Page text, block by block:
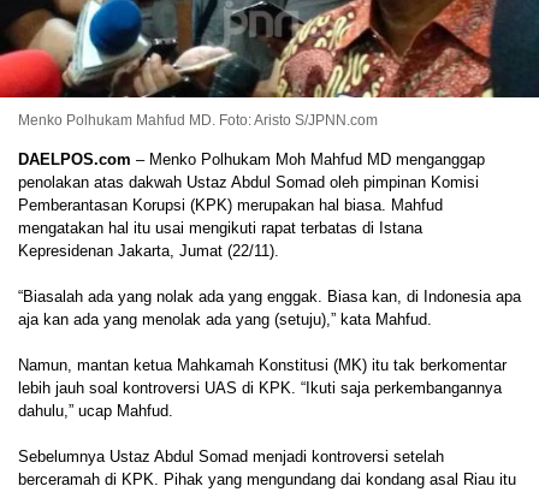
Menko Polhukam Mahfud MD. Foto: Aristo S/JPNN.com
DAELPOS.com – Menko Polhukam Moh Mahfud MD menganggap
penolakan atas dakwah Ustaz Abdul Somad oleh pimpinan Komisi
Pemberantasan Korupsi (KPK) merupakan hal biasa. Mahfud
mengatakan hal itu usai mengikuti rapat terbatas di Istana
Kepresidenan Jakarta, Jumat (22/11).
“Biasalah ada yang nolak ada yang enggak. Biasa kan, di Indonesia apa
aja kan ada yang menolak ada yang (setuju),” kata Mahfud.
Namun, mantan ketua Mahkamah Konstitusi (MK) itu tak berkomentar
lebih jauh soal kontroversi UAS di KPK. “Ikuti saja perkembangannya
dahulu,” ucap Mahfud.
Sebelumnya Ustaz Abdul Somad menjadi kontroversi setelah
berceramah di KPK. Pihak yang mengundang dai kondang asal Riau itu